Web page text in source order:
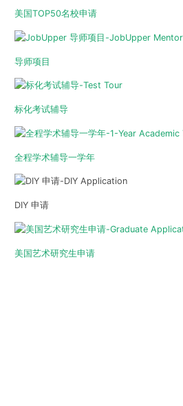
美国TOP50名校申请
导师项目
标化考试辅导
全程学术辅导一学年
DIY 申请
美国艺术研究生申请